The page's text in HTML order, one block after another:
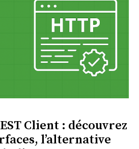
Client : découvrez
l’alternative